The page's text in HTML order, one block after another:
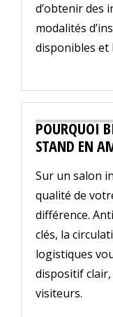
d’obtenir des
modalités
disponibles et
POURQUOI
STAND EN
Sur un salon
qualité de
différence.
clés, la
logistiques
dispositif
visiteurs.